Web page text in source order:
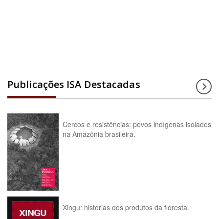
Publicações ISA Destacadas
Cercos e resistências: povos indígenas isolados
na Amazônia brasileira.
Xingu: histórias dos produtos da floresta.